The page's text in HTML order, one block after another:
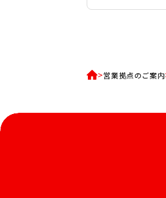
営業拠点のご案内